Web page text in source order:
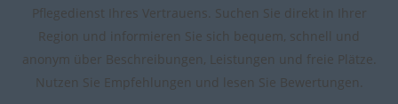
Pflegedienst Ihres Vertrauens. Suchen Sie direkt in Ihrer
Region und informieren Sie sich bequem, schnell und
anonym über Beschreibungen, Leistungen und freie Plätze.
Nutzen Sie Empfehlungen und lesen Sie Bewertungen.